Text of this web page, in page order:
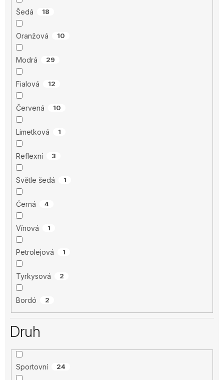
Šedá 18
Oranžová 10
Modrá 29
Fialová 12
Červená 10
Limetková 1
Reflexní 3
Světle šedá 1
Ćerná 4
Vínová 1
Petrolejová 1
Tyrkysová 2
Bordó 2
Druh
Sportovní 24